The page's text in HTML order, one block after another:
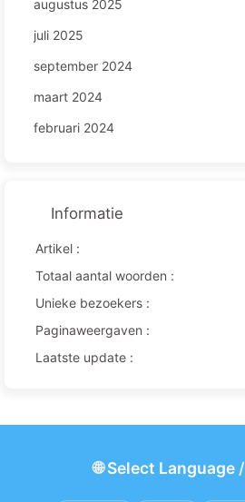
augustus 2025
juli 2025
september 2024
maart 2024
februari 2024
Informatie
Artikel :
Totaal aantal woorden :
Unieke bezoekers :
Paginaweergaven :
Laatste update :
🌐Select Language/